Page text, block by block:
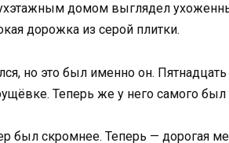
домом выглядел
дорожка из серой плитки.
но это был именно он.
Теперь же у него самого
был скромнее. Теперь — дорогая